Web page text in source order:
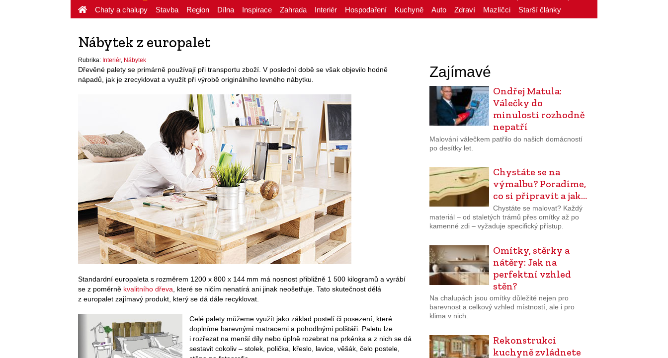
Chaty a chalupy Stavba Region Dílna Inspirace Zahrada Interiér Hospodaření Kuchyně Auto Zdraví Mazlíčci Starší články
Nábytek z europalet
Rubrika: Interiér, Nábytek
Dřevěné palety se primárně používají při transportu zboží. V poslední době se však objevilo hodně
nápadů, jak je zrecyklovat a využít při výrobě originálního levného nábytku.
Standardní europaleta s rozměrem 1200 x 800 x 144 mm má nosnost přibližně 1 500 kilogramů a vyrábí
se z poměrně kvalitního dřeva , které se ničím nenatírá ani jinak neošetřuje. Tato skutečnost dělá
z europalet zajímavý produkt, který se dá dále recyklovat.
Celé palety můžeme využít jako základ postelí či posezení, které
doplníme barevnými matracemi a pohodlnými polštáři. Paletu lze
i rozřezat na menší díly nebo úplně rozebrat na prkénka a z nich se dá
sestavit cokoliv – stolek, polička, křeslo, lavice, věšák, čelo postele,
Zajímavé
Ondřej Matula:
Válečky do
minulosti rozhodně
nepatří
Malování válečkem patřilo do našich domácností
po desítky let.
Chystáte se na
výmalbu? Poradíme,
co si připravit a jak…
Chystáte se malovat? Každý
materiál – od staletých trámů přes omítky až po
kamenné zdi – vyžaduje specifický přístup.
Omítky, stěrky a
nátěry: Jak na
perfektní vzhled
stěn?
Na chalupách jsou omítky důležité nejen pro
barevnost a celkový vzhled místností, ale i pro
klima v nich.
Rekonstrukci
kuchyně zvládnete